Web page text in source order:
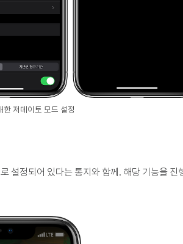
저데이토 모드 설정
설정되어 있다는 통지와 함께. 해당 기능을 진